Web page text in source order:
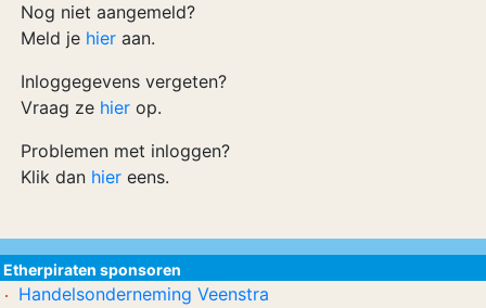
Nog niet aangemeld?
Meld je hier aan.
Inloggegevens vergeten?
Vraag ze hier op.
Problemen met inloggen?
Klik dan hier eens.
Etherpiraten sponsoren
Handelsonderneming Veenstra